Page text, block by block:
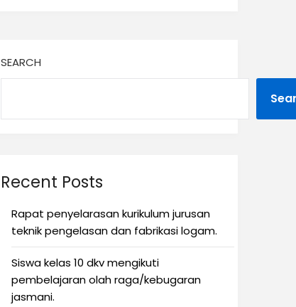
SEARCH
Recent Posts
Rapat penyelarasan kurikulum jurusan
teknik pengelasan dan fabrikasi logam.
Siswa kelas 10 dkv mengikuti
pembelajaran olah raga/kebugaran
jasmani.